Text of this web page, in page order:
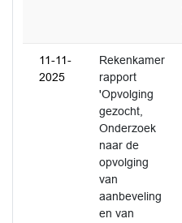
11-11-
2025
Rekenkamer
rapport
'Opvolging
gezocht,
Onderzoek
naar de
opvolging
van
aanbeveling
en van